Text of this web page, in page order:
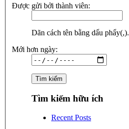
Được gửi bởi thành viên:
Dãn cách tên bằng dấu phẩy(,).
Mới hơn ngày:
Tìm kiếm hữu ích
Recent Posts